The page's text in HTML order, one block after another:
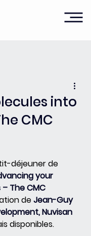
into
CMC
déjeuner de
your
The CMC
deJean-Guy
Nuvisan
disponibles.